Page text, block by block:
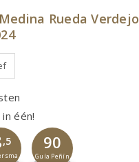
Rueda Verdejo
één!
,5 90
Guía Peñín